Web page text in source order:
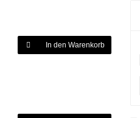
In den Warenkorb